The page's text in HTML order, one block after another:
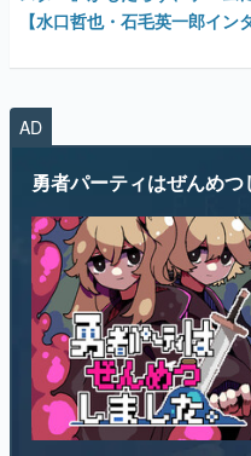
AD
“ぜんめつ”してしまった勇者
宮からの脱出を目指すダンジ
い/いいえ」しか喋れず、魔